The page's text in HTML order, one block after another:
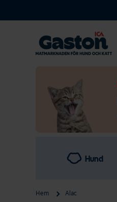
Hund
Hem Alac